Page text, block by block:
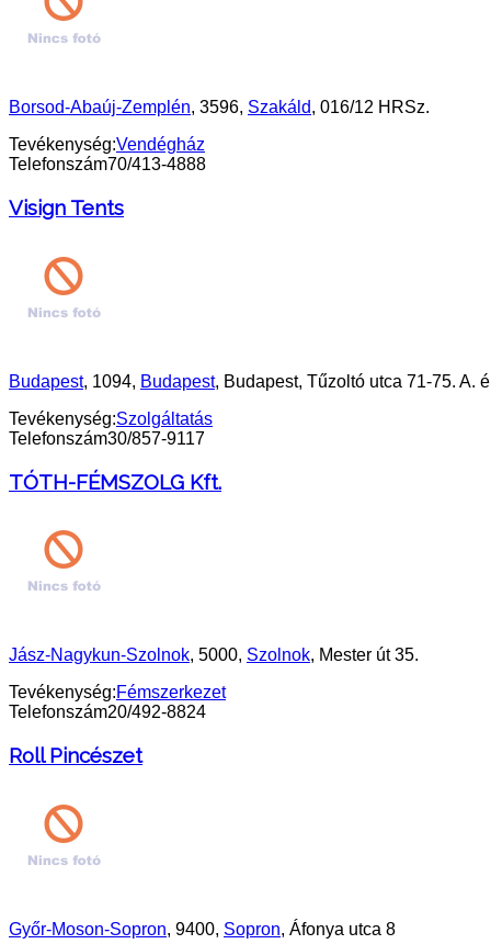
Borsod-Abaúj-Zemplén, 3596, Szakáld, 016/12 HRSz.
Tevékenység:Vendégház
Telefonszám70/413-4888
Visign Tents
Budapest, 1094, Budapest, Budapest, Tűzoltó utca 71-75. A.
Tevékenység:Szolgáltatás
Telefonszám30/857-9117
TÓTH-FÉMSZOLG Kft.
Jász-Nagykun-Szolnok, 5000, Szolnok, Mester út 35.
Tevékenység:Fémszerkezet
Telefonszám20/492-8824
Roll Pincészet
Győr-Moson-Sopron, 9400, Sopron, Áfonya utca 8